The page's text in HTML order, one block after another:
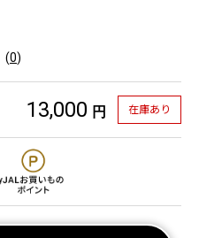
(0)
13,000 円 在庫あり